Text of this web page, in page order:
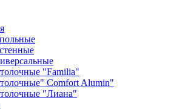
"Familia"
Comfort Alumin"
"Лиана"